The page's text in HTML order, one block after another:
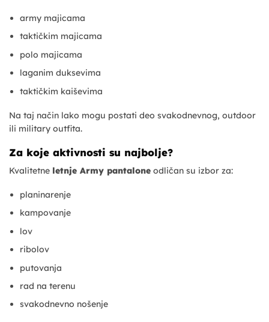
army majicama
taktičkim majicama
polo majicama
laganim duksevima
taktičkim kaiševima
Na taj način lako mogu postati deo svakodnevnog, outdoor
ili military outfita.
Za koje aktivnosti su najbolje?
Kvalitetne letnje Army pantalone odličan su izbor za:
planinarenje
kampovanje
lov
ribolov
putovanja
rad na terenu
svakodnevno nošenje